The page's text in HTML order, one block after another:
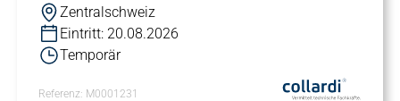
Zentralschweiz
Eintritt: 20.08.2026
Temporär
Referenz: M0001231